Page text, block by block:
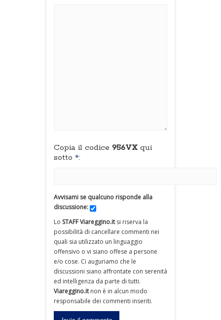
Copia il codice 956VX qui
sotto *:
Avvisami se qualcuno risponde alla
discussione:
Lo STAFF Viareggino.itsi riserva la
possibilità di cancellare commenti nei
quali sia utilizzato un linguaggio
offensivo o vi siano offese a persone
e/o cose. Ci auguriamo che le
discussioni siano affrontate con serenità
ed intelligenza da parte di tutti.
Viareggino.itnon è in alcun modo
responsabile dei commenti inseriti.